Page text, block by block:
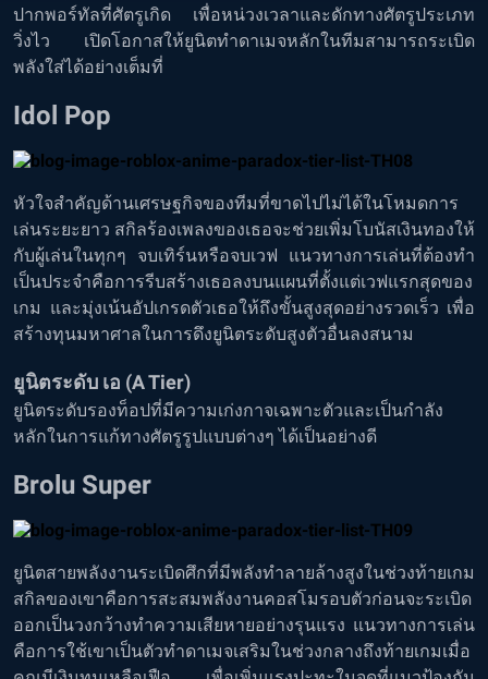
ปากพอร์ทัลที่ศัตรูเกิด เพื่อหน่วงเวลาและดักทางศัตรูประเภท
วิ่งไว เปิดโอกาสให้ยูนิตทำดาเมจหลักในทีมสามารถระเบิด
พลังใส่ได้อย่างเต็มที่
Idol Pop
หัวใจสำคัญด้านเศรษฐกิจของทีมที่ขาดไปไม่ได้ในโหมดการ
เล่นระยะยาว สกิลร้องเพลงของเธอจะช่วยเพิ่มโบนัสเงินทองให้
กับผู้เล่นในทุกๆ จบเทิร์นหรือจบเวฟ แนวทางการเล่นที่ต้องทำ
เป็นประจำคือการรีบสร้างเธอลงบนแผนที่ตั้งแต่เวฟแรกสุดของ
เกม และมุ่งเน้นอัปเกรดตัวเธอให้ถึงขั้นสูงสุดอย่างรวดเร็ว เพื่อ
สร้างทุนมหาศาลในการดึงยูนิตระดับสูงตัวอื่นลงสนาม
ยูนิตระดับ เอ (A Tier)
ยูนิตระดับรองท็อปที่มีความเก่งกาจเฉพาะตัวและเป็นกำลัง
หลักในการแก้ทางศัตรูรูปแบบต่างๆ ได้เป็นอย่างดี
Brolu Super
ยูนิตสายพลังงานระเบิดศึกที่มีพลังทำลายล้างสูงในช่วงท้ายเกม
สกิลของเขาคือการสะสมพลังงานคอสโมรอบตัวก่อนจะระเบิด
ออกเป็นวงกว้างทำความเสียหายอย่างรุนแรง แนวทางการเล่น
คือการใช้เขาเป็นตัวทำดาเมจเสริมในช่วงกลางถึงท้ายเกมเมื่อ